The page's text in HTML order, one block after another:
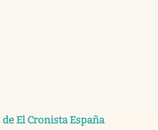
El Cronista España